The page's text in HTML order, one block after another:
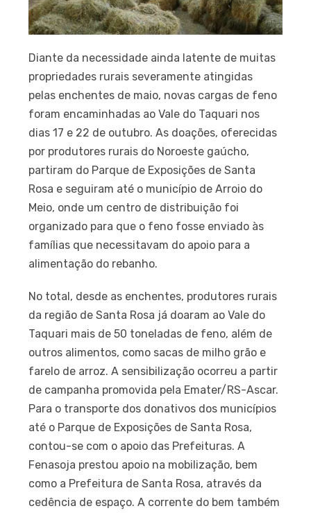
Diante da necessidade ainda latente de muitas
propriedades rurais severamente atingidas
pelas enchentes de maio, novas cargas de feno
foram encaminhadas ao Vale do Taquari nos
dias 17 e 22 de outubro. As doações, oferecidas
por produtores rurais do Noroeste gaúcho,
partiram do Parque de Exposições de Santa
Rosa e seguiram até o município de Arroio do
Meio, onde um centro de distribuição foi
organizado para que o feno fosse enviado às
famílias que necessitavam do apoio para a
alimentação do rebanho.
No total, desde as enchentes, produtores rurais
da região de Santa Rosa já doaram ao Vale do
Taquari mais de 50 toneladas de feno, além de
outros alimentos, como sacas de milho grão e
farelo de arroz. A sensibilização ocorreu a partir
de campanha promovida pela Emater/RS-Ascar.
Para o transporte dos donativos dos municípios
até o Parque de Exposições de Santa Rosa,
contou-se com o apoio das Prefeituras. A
Fenasoja prestou apoio na mobilização, bem
como a Prefeitura de Santa Rosa, através da
cedência de espaço. A corrente do bem também